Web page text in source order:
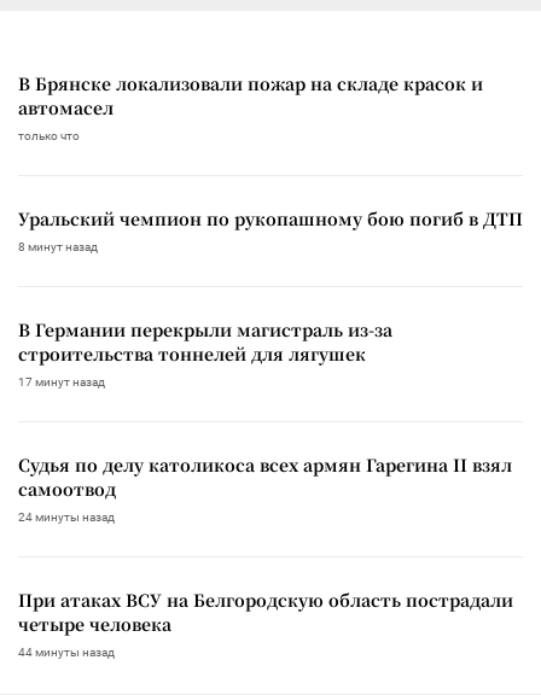
В Брянске локализовали пожар на складе красок и
автомасел
только что
Уральский чемпион по рукопашному бою погиб в ДТП
8 минут назад
В Германии перекрыли магистраль из-за
строительства тоннелей для лягушек
17 минут назад
Судья по делу католикоса всех армян Гарегина II взял
самоотвод
24 минуты назад
При атаках ВСУ на Белгородскую область пострадали
четыре человека
44 минуты назад